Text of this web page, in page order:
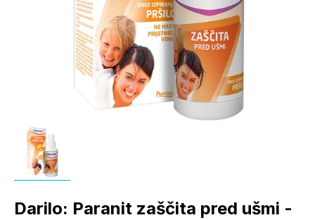
Darilo: Paranit zaščita pred ušmi -